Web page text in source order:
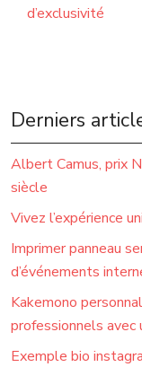
d’exclusivité
Derniers
Albert Camus, prix
siècle
Vivez l’expérience
Imprimer panneau
d’événements
Kakemono
professionnels avec
Exemple bio